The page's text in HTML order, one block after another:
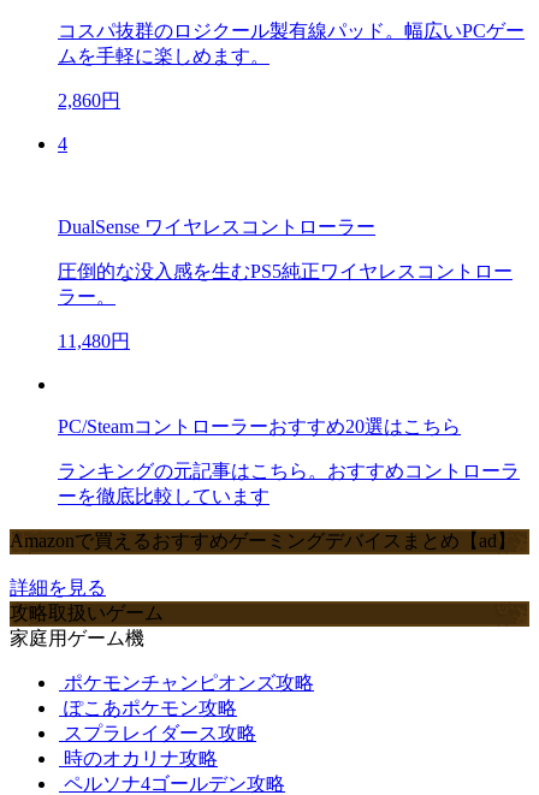
コスパ抜群のロジクール製有線パッド。幅広いPCゲー
ムを手軽に楽しめます。
2,860円
4
DualSense ワイヤレスコントローラー
圧倒的な没入感を生むPS5純正ワイヤレスコントロー
ラー。
11,480円
PC/Steamコントローラーおすすめ20選はこちら
ランキングの元記事はこちら。おすすめコントローラ
ーを徹底比較しています
Amazonで買えるおすすめゲーミングデバイスまとめ【ad】
詳細を見る
攻略取扱いゲーム
家庭用ゲーム機
ポケモンチャンピオンズ攻略
ぽこあポケモン攻略
スプラレイダース攻略
時のオカリナ攻略
ペルソナ4ゴールデン攻略